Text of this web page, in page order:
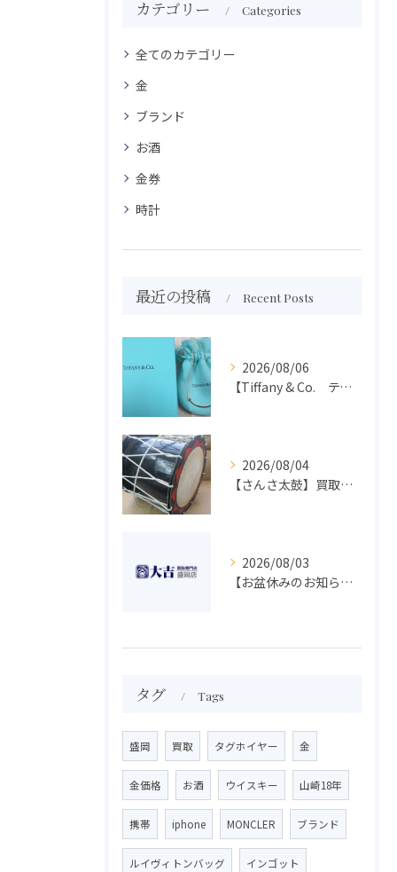
カテゴリー Categories
全てのカテゴリー
金
ブランド
お酒
金券
時計
最近の投稿 Recent Posts
2026/08/06
【Tiffany & Co. ティファニー】買取 大吉盛岡店 アクセサリー買取しました！！
2026/08/04
【さんさ太鼓】買取 大吉盛岡店 楽器 買取します！！
2026/08/03
【お盆休みのお知らせ】買取専門 大吉 盛岡店
タグ Tags
盛岡 買取 タグホイヤー 金
金価格 お酒 ウイスキー 山崎18年
携帯 iphone MONCLER ブランド
ルイヴィトンバッグ インゴット